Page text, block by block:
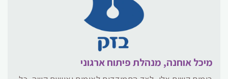
מיכל אוחנה, מנהלת פיתוח ארגוני